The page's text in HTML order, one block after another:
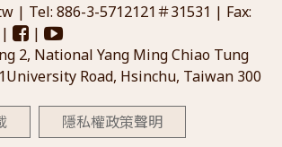
| Tel: 886-3-5712121＃31531 | Fax:
|
2, National Yang Ming Chiao Tung
Road, Hsinchu, Taiwan 300
隱私權政策聲明